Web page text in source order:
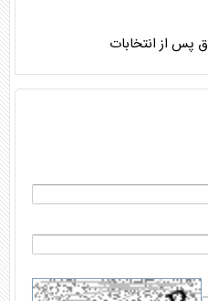
پس از انتخابات